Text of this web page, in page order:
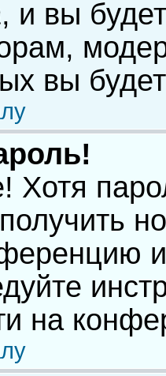
, и вы
вы
Хотя
на